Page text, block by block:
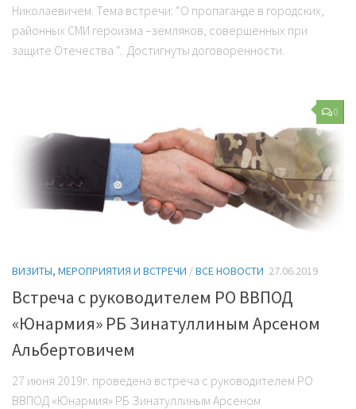
Николаевичем. Тема встречи: “О пропаганде в городских,
районных СМИ героизма –земляков, совершенных при
защите Отечества “. Достигнуты договоренности.
0
ВИЗИТЫ, МЕРОПРИЯТИЯ И ВСТРЕЧИ /ВСЕ НОВОСТИ 27.06.2019
Встреча с руководителем РО ВВПОД
«Юнармия» РБ Зинатуллиным Арсеном
Альбертовичем
27 июня 2019г. проведена встреча с руководителем РО
ВВПОД «Юнармия» РБ Зинатуллиным Арсеном